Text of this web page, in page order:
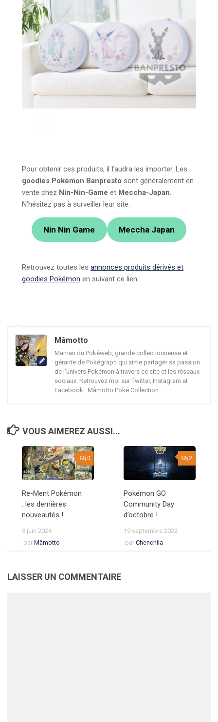
Pour obtenir ces produits, il faudra les importer. Les
goodies Pokémon Banpresto sont généralement en
vente chez Nin-Nin-Game et Meccha-Japan.
N’hésitez pas à surveiller leur site.
Nin Nin Game Meccha Japan
Retrouvez toutes les annonces produits dérivés et
goodies Pokémon en suivant ce lien.
Mâmotto
Maman du Pokéweb, grande collectionneuse et
gérante de Pokégraph qui aime partager sa passion
de l'univers Pokémon à travers ce site et les réseaux
sociaux. Retrouvez moi sur Twitter, Instagram et
Facebook : Mâmotto Poké Collection
VOUS AIMEREZ AUSSI...
0
Re-Ment Pokémon
: les dernières
nouveautés !
9 juin 2024
par Mâmotto
2
Pokémon GO
Community Day
d’octobre !
19 septembre 2022
par Chenchila
LAISSER UN COMMENTAIRE